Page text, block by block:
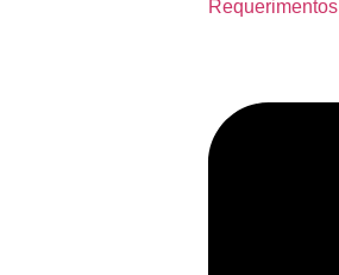
Requerimentos